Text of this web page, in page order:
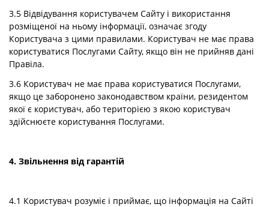
3.5 Відвідування користувачем Сайту і використання
розміщеної на ньому інформації, означає згоду
Користувача з цими правилами. Користувач не має права
користуватися Послугами Сайту, якщо він не прийняв дані
Правіла.
3.6 Користувач не має права користуватися Послугами,
якщо це заборонено законодавством країни, резидентом
якої є користувач, або територією з якою користувач
здійснюєте користування Послугами.
4. Звільнення від гарантій
4.1 Користувач розуміє і приймає, що інформація на Сайті